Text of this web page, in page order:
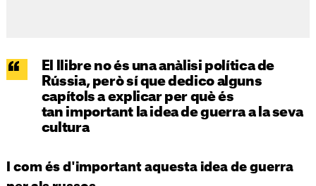
El llibre no és una anàlisi política de
Rússia, però sí que dedico alguns
capítols a explicar per què és
tan important la idea de guerra a la seva
cultura
I com és d'important aquesta idea de guerra